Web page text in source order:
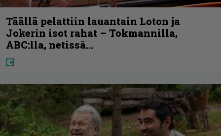
Täällä pelattiin lauantain Loton ja
Jokerin isot rahat – Tokmannilla,
ABC:lla, netissä…